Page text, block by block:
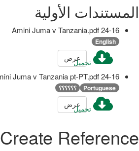
المستندات الأولية
24-16 Amini Juma v Tanzania.pdf
English
تحميلعرض
24-16 Amini Juma v Tanzania pt-PT.pdf
Portuguese ؟؟؟؟؟؟
تحميلعرض
Create Reference